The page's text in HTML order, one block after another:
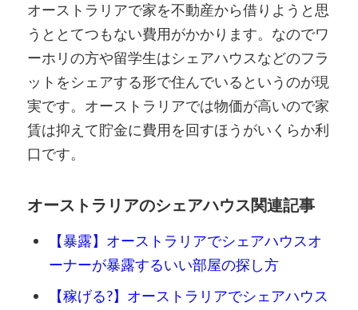
オーストラリアで家を不動産から借りようと思
うととてつもない費用がかかります。なのでワ
ーホリの方や留学生はシェアハウスなどのフラ
ットをシェアする形で住んでいるというのが現
実です。オーストラリアでは物価が高いので家
賃は抑えて貯金に費用を回すほうがいくらか利
口です。
オーストラリアのシェアハウス関連記事
【暴露】オーストラリアでシェアハウスオ
ーナーが暴露するいい部屋の探し方
【稼げる?】オーストラリアでシェアハウス